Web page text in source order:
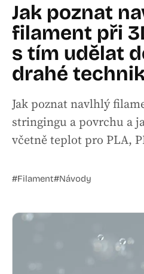
Jak poznat
filament při
s tím udělat
drahé
Jak poznat navlhlý
stringingu a povrchu a
včetně teplot pro PLA,
#Filament#Návody